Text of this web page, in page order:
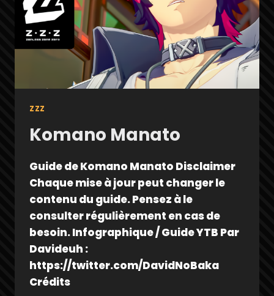
ZZZ
Komano Manato
Guide de Komano Manato Disclaimer
Chaque mise à jour peut changer le
contenu du guide. Pensez à le
consulter régulièrement en cas de
besoin. Infographique / Guide YTB Par
Davideuh :
https://twitter.com/DavidNoBaka
Crédits